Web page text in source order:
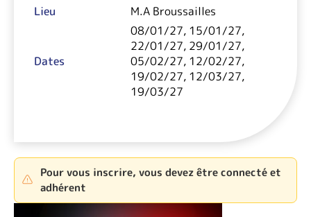
Lieu
M.A Broussailles
Dates
08/01/27, 15/01/27,
22/01/27, 29/01/27,
05/02/27, 12/02/27,
19/02/27, 12/03/27,
19/03/27
Pour vous inscrire, vous devez être connecté et
adhérent